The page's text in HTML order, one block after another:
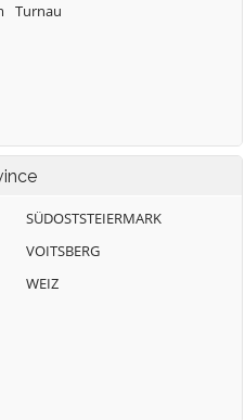
Turnau
SÜDOSTSTEIERMARK
VOITSBERG
WEIZ